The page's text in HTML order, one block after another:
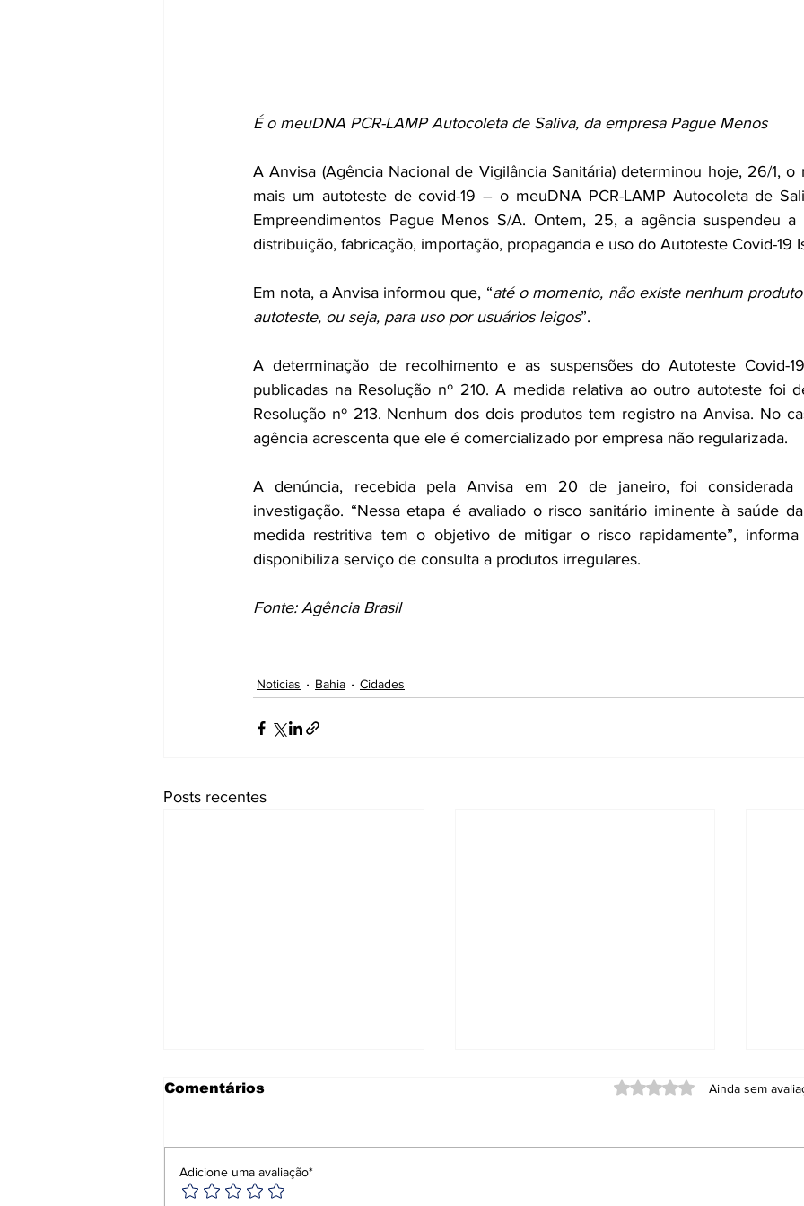
É o meuDNA PCR-LAMP Autocoleta de Saliva, da empresa Pague Menos
A Anvisa (Agência Nacional de Vigilância Sanitária) determinou hoje, 26/1, o
mais um autoteste de covid-19 – o meuDNA PCR-LAMP Autocoleta de
Empreendimentos Pague Menos S/A. Ontem, 25, a agência suspendeu a
distribuição, fabricação, importação, propaganda e uso do Autoteste Covid-19
Em nota, a Anvisa informou que, “até o momento, não existe nenhum
autoteste, ou seja, para uso por usuários leigos”.
A determinação de recolhimento e as suspensões do Autoteste Covid-
publicadas na Resolução nº 210. A medida relativa ao outro autoteste foi
Resolução nº 213. Nenhum dos dois produtos tem registro na Anvisa. No
agência acrescenta que ele é comercializado por empresa não regularizada.
A denúncia, recebida pela Anvisa em 20 de janeiro, foi considerada
investigação. “Nessa etapa é avaliado o risco sanitário iminente à saúde
medida restritiva tem o objetivo de mitigar o risco rapidamente”,
disponibiliza serviço de consulta a produtos irregulares.
Fonte: Agência Brasil
Noticias Bahia Cidades
Posts recentes
Comentários Avaliado com 0 de 5
Ainda sem
Adicione uma avaliação*